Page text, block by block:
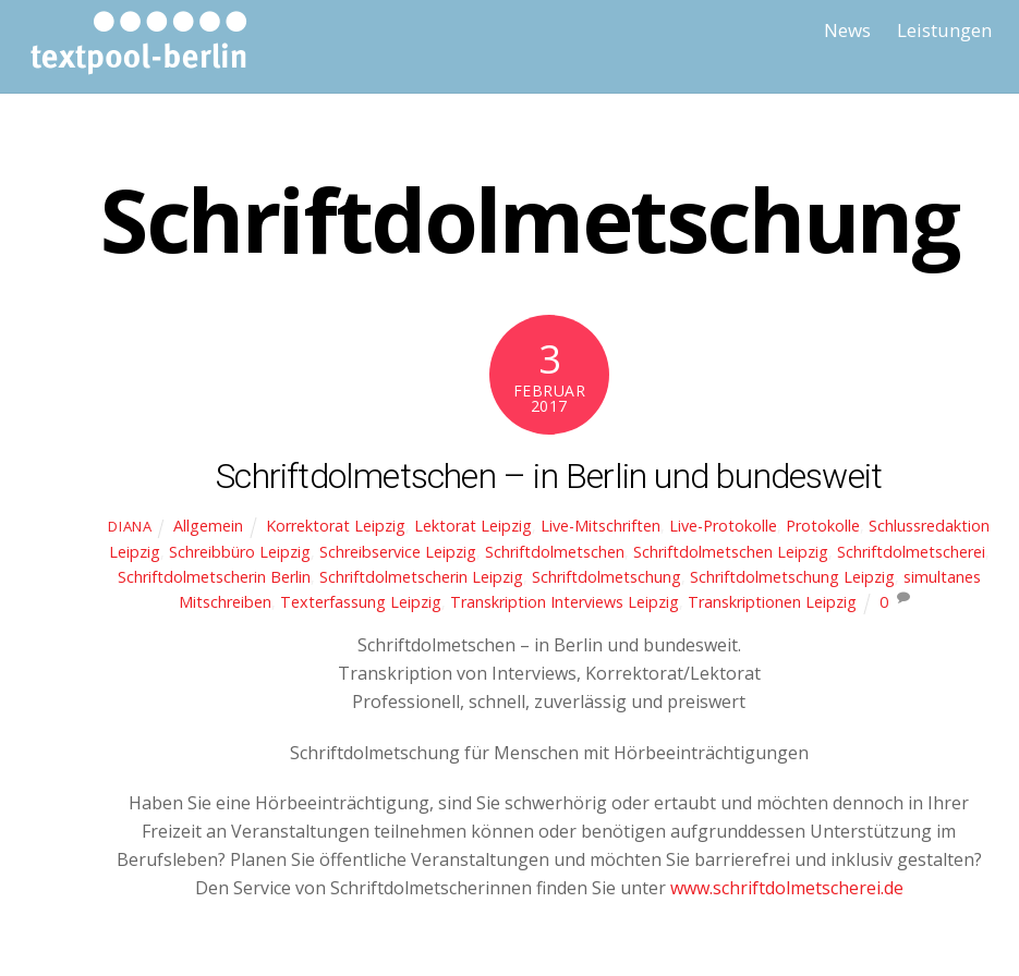
News Leistungen
Schriftdolmetschung
3
FEBRUAR
2017
Schriftdolmetschen – in Berlin und bundesweit
DIANA Allgemein Korrektorat Leipzig Lektorat Leipzig Live-Mitschriften Live-Protokolle Protokolle ,Schlussredaktion
Leipzig, Schreibbüro Leipzig, Schreibservice Leipzig, Schriftdolmetschen Schriftdolmetschen Leipzig, Schriftdolmetscherei
Schriftdolmetscherin Berlin Schriftdolmetscherin Leipzig, Schriftdolmetschung, Schriftdolmetschung Leipzig, simultanes
Mitschreiben Texterfassung Leipzig Transkription Interviews Leipzig Transkriptionen Leipzig 0
Schriftdolmetschen – in Berlin und bundesweit.
Transkription von Interviews, Korrektorat/Lektorat
Professionell, schnell, zuverlässig und preiswert
Schriftdolmetschung für Menschen mit Hörbeeinträchtigungen
Haben Sie eine Hörbeeinträchtigung, sind Sie schwerhörig oder ertaubt und möchten dennoch in Ihrer
Freizeit an Veranstaltungen teilnehmen können oder benötigen aufgrunddessen Unterstützung im
Berufsleben? Planen Sie öffentliche Veranstaltungen und möchten Sie barrierefrei und inklusiv gestalten?
Den Service von Schriftdolmetscherinnen finden Sie unterwww.schriftdolmetscherei.de